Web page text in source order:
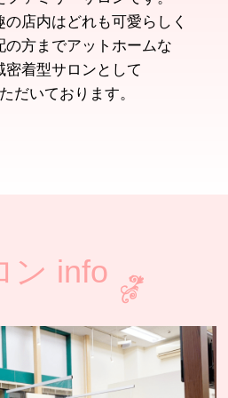
店内はどれも可愛らしく
の方までアットホームな
密着型サロンとして
だいております。
ン info